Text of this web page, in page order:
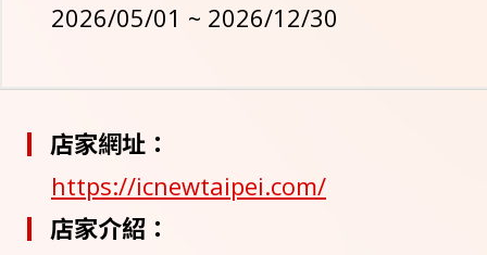
2026/05/01 ~ 2026/12/30
店家網址：
https://icnewtaipei.com/
店家介紹：